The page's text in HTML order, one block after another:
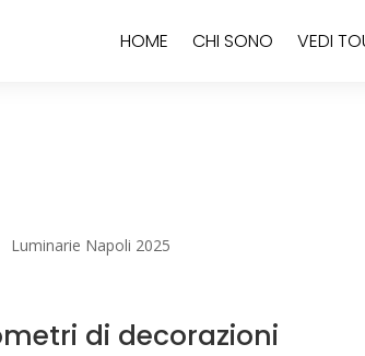
HOME CHI SONO VEDI
di decorazioni